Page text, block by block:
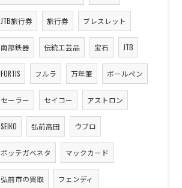
JTB旅行券 旅行券 ブレスレット
南部鉄器 伝統工芸品 宝石 JTB
FORTIS フルラ 万年筆 ボールペン
セーラー セイコー アストロン
SEIKO 弘前高田 ウブロ
ボッテガベネタ マックカード
弘前市の買取 フェンディ